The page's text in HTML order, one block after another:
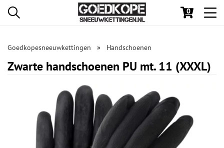
0
Goedkopesneeuwkettingen Handschoenen
Zwarte handschoenen PU mt. 11 (XXXL)